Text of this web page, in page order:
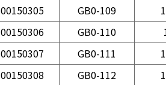
00150305
GB0-109
00150306
GB0-110
00150307
GB0-111
00150308
GB0-112